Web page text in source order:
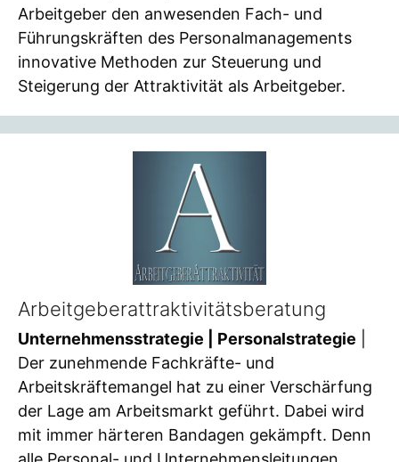
Arbeitgeber den anwesenden Fach- und
Führungskräften des Personalmanagements
innovative Methoden zur Steuerung und
Steigerung der Attraktivität als Arbeitgeber.
Arbeitgeberattraktivitätsberatung
Unternehmensstrategie | Personalstrategie
Der zunehmende Fachkräfte- und
Arbeitskräftemangel hat zu einer Verschärfung
der Lage am Arbeitsmarkt geführt. Dabei wird
mit immer härteren Bandagen gekämpft. Denn